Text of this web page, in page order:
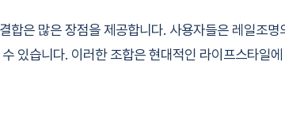
합은 많은 장점을 제공합니다. 사용자들은 레일조
있습니다. 이러한 조합은 현대적인 라이프스타일